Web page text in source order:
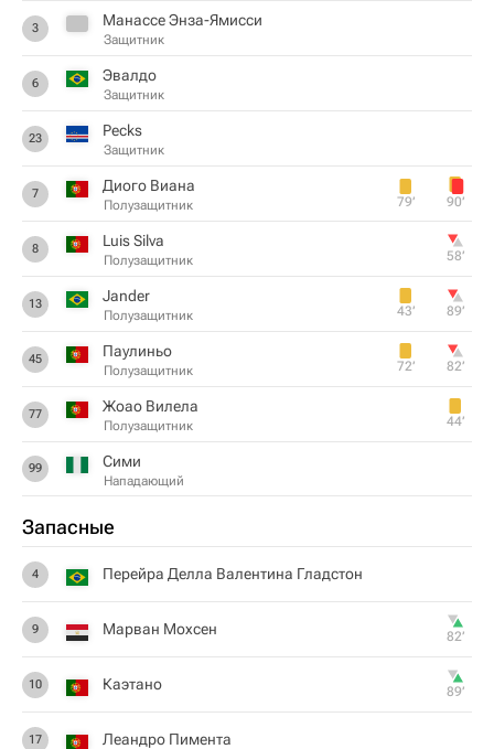
3 Манассе Энза-Ямисси
Защитник
6 Эвалдо
Защитник
23 Pecks
Защитник
7 Диого Виана
Полузащитник 79‎’‎ 90‎’‎
8 Luis Silva
Полузащитник 58‎’‎
13 Jander
Полузащитник 43‎’‎ 89‎’‎
45 Паулиньо
Полузащитник 72‎’‎ 82‎’‎
77 Жоао Вилела
Полузащитник 44‎’‎
99 Сими
Нападающий
Запасные
4 Перейра Делла Валентина Гладстон
9 Марван Мохсен 82‎’‎
10 Каэтано 89‎’‎
17 Леандро Пимента